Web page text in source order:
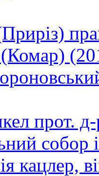
прот.
собор
кацлер,